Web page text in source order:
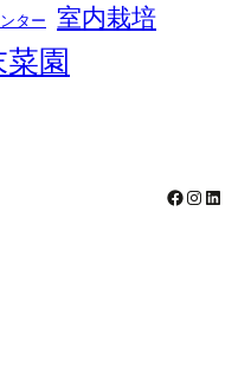
ター 室内栽培
園
Facebook